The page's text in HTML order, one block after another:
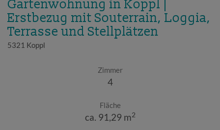
Gartenwohnung in Koppl |
Erstbezug mit Souterrain, Loggia,
Terrasse und Stellplätzen
5321 Koppl
Zimmer
4
Fläche
ca. 91,29 m2